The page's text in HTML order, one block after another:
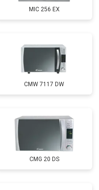
MIC 256 EX
CMW 7117 DW
CMG 20 DS